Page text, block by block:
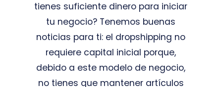
tienes suficiente dinero para iniciar
tu negocio? Tenemos buenas
noticias para ti: el dropshipping no
requiere capital inicial porque,
debido a este modelo de negocio,
no tienes que mantener artículos